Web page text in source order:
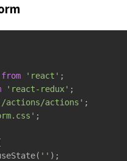
from 'react'
'react-redux'
actions'
;
'' );